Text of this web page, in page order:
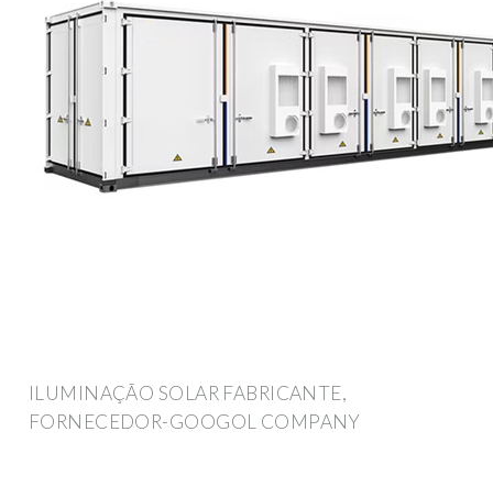
ILUMINAÇÃO SOLAR FABRICANTE,
FORNECEDOR-GOOGOL COMPANY